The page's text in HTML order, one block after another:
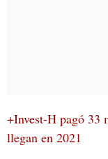
+Invest-H pagó 33
llegan en 2021